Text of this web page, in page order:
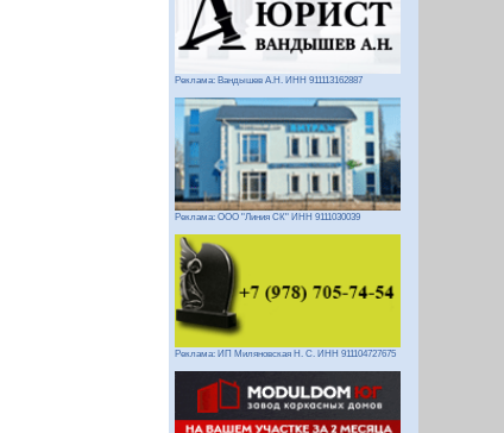
Реклама: Вандышев А.Н. ИНН 911113162887
Реклама: ООО "Линия СК" ИНН 9111030039
Реклама: ИП Миляновская Н. С. ИНН 911104727675